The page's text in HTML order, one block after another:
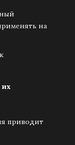
на
приводит